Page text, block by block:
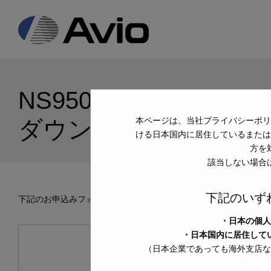
本ページは、当社プライバシーポ
ける日本国内に居住しているまた
方を
該当しない場合
下記のいず
・日本の個
・日本国内に居住し
（日本企業であっても海外支店
NS9500 Standard
ダウンロードお申し込
下記のお申込みフォームに必要事項をご記入のうえ、「確認画